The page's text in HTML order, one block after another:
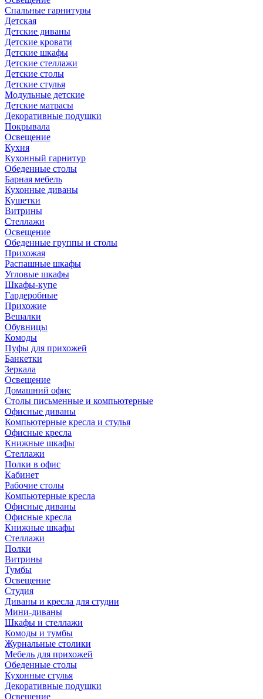
Спальные гарнитуры
Детская
Детские диваны
Детские кровати
Детские шкафы
Детские стеллажи
Детские столы
Детские стулья
Модульные детские
Детские матрасы
Декоративные подушки
Покрывала
Освещение
Кухня
Кухонный гарнитур
Обеденные столы
Барная мебель
Кухонные диваны
Кушетки
Витрины
Стеллажи
Освещение
Обеденные группы и столы
Прихожая
Распашные шкафы
Угловые шкафы
Шкафы-купе
Гардеробные
Прихожие
Вешалки
Обувницы
Комоды
Пуфы для прихожей
Банкетки
Зеркала
Освещение
Домашний офис
Столы письменные и компьютерные
Офисные диваны
Компьютерные кресла и стулья
Офисные кресла
Книжные шкафы
Стеллажи
Полки в офис
Кабинет
Рабочие столы
Компьютерные кресла
Офисные диваны
Офисные кресла
Книжные шкафы
Стеллажи
Полки
Витрины
Тумбы
Освещение
Студия
Диваны и кресла для студии
Мини-диваны
Шкафы и стеллажи
Комоды и тумбы
Журнальные столики
Мебель для прихожей
Обеденные столы
Кухонные стулья
Декоративные подушки
Освещение